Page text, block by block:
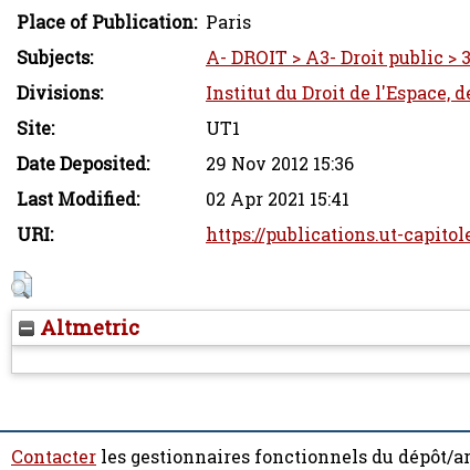
Place of Publication: Paris
Subjects:
A- DROIT > A3- Droit public
Divisions:
Institut du Droit de l'Espace,
Site:
UT1
Date Deposited:
29 Nov 2012 15:36
Last Modified:
02 Apr 2021 15:41
URI:
https://publications.ut-
Altmetric
Contacter les gestionnaires fonctionnels du dépôt/